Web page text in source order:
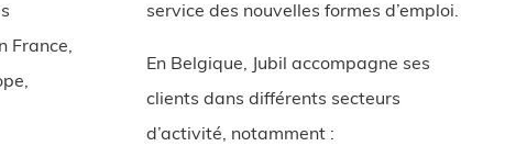
France,
service des nouvelles formes d’emploi.
En Belgique, Jubil accompagne ses
clients dans différents secteurs
d’activité, notamment :